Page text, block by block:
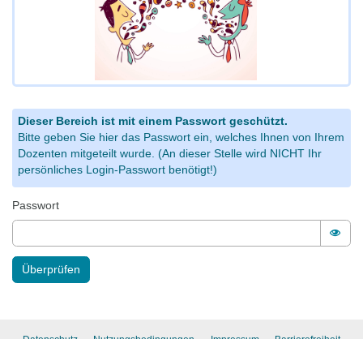
Dieser Bereich ist mit einem Passwort geschützt.
Bitte geben Sie hier das Passwort ein, welches Ihnen von Ihrem
Dozenten mitgeteilt wurde. (An dieser Stelle wird NICHT Ihr
persönliches Login-Passwort benötigt!)
Passwort
Überprüfen